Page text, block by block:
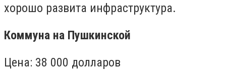
хорошо развита инфраструктура.
Коммуна на Пушкинской
Цена: 38 000 долларов